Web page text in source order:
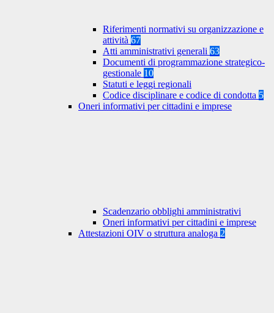
Riferimenti normativi su organizzazione e
attività 67
Atti amministrativi generali 63
Documenti di programmazione strategico-
gestionale 10
Statuti e leggi regionali
Codice disciplinare e codice di condotta 5
Oneri informativi per cittadini e imprese
Scadenzario obblighi amministrativi
Oneri informativi per cittadini e imprese
Attestazioni OIV o struttura analoga 2